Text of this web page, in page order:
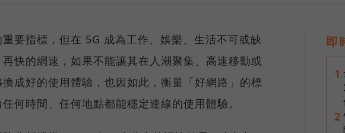
要指標，但在 5G 成為工作、娛樂、生活不可或缺
快的網速，如果不能讓其在人潮聚集、高速移動或
成好的使用體驗，也因如此，衡量「好網路」的標
何時間、任何地點都能穩定連線的使用體驗。
即
1
2